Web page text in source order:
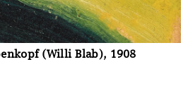
(Willi Blab), 1908